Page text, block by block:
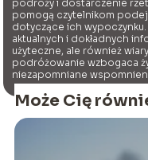
podróży i dostarczenie
pomogą czytelnikom
dotyczące ich
aktualnych i dokładnych
użyteczne, ale również
podróżowanie wzbogaca
niezapomniane
Może Cię